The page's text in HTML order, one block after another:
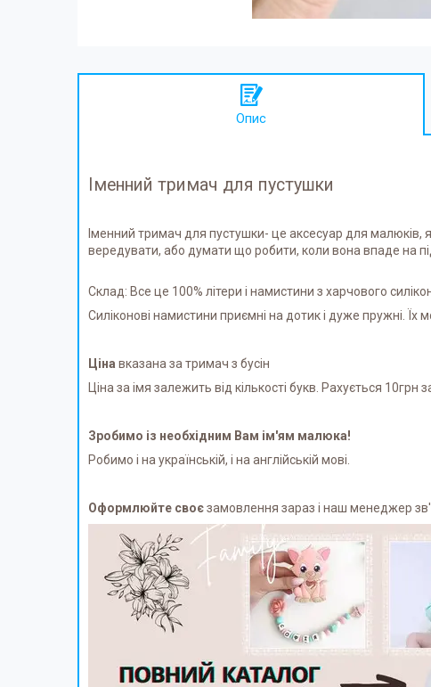
Опис
Іменний тримач для пустушки
Іменний тримач для пустушки- це аксесуар для
вередувати, або думати що робити, коли вона впаде на
Склад: Все це 100% літери і намистини з харчового
Силіконові намистини приємні на дотик і дуже пружні.
Ціна вказана за тримач з бусін
Ціна за імя залежить від кількості букв. Рахується 10грн
Зробимо із необхідним Вам ім'ям малюка!
Робимо і на українській, і на англійській мові.
Оформлюйте своєзамовлення зараз і наш менеджер